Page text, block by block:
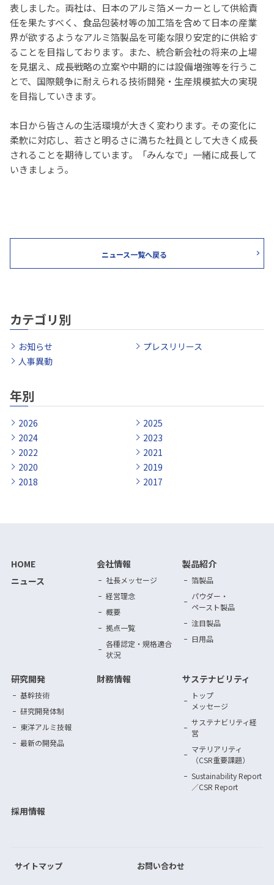
表しました。両社は、日本のアルミ箔メーカーとして供給責
任を果たすべく、食品包装材等の加工箔を含めて日本の産業
界が欲するようなアルミ箔製品を可能な限り安定的に供給す
ることを目指しております。また、統合新会社の将来の上場
を見据え、成長戦略の立案や中期的には設備増強等を行うこ
とで、国際競争に耐えられる技術開発・生産規模拡大の実現
を目指していきます。
本日から皆さんの生活環境が大きく変わります。その変化に
柔軟に対応し、若さと明るさに満ちた社員として大きく成長
されることを期待しています。「みんなで」一緒に成長して
いきましょう。
ニュース一覧へ戻る
カテゴリ別
お知らせ
プレスリリース
人事異動
年別
2026
2025
2024
2023
2022
2021
2020
2019
2018
2017
HOME
ニュース
会社情報
社長メッセージ
経営理念
概要
拠点一覧
各種認定・規格適合
状況
製品紹介
箔製品
パウダー・
ペースト製品
注目製品
日用品
研究開発
基幹技術
研究開発体制
東洋アルミ技報
最新の開発品
財務情報 サステナビリティ
トップ
メッセージ
サステナビリティ経
営
マテリアリティ
（CSR重要課題）
Sustainability Report
／CSR Report
採用情報
サイトマップ お問い合わせ